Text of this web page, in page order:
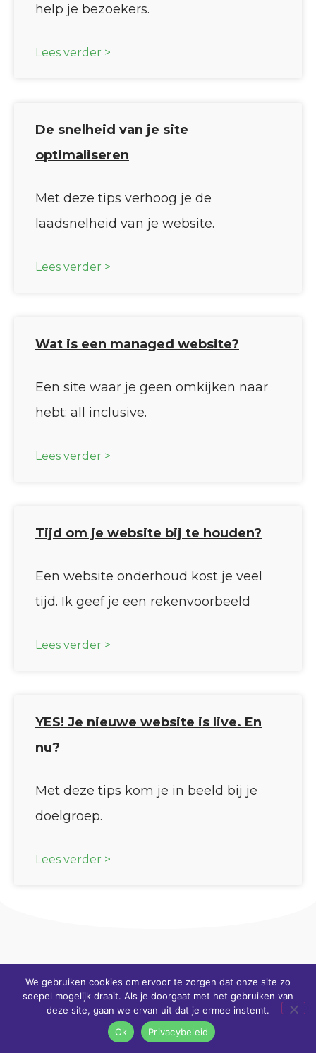
help je bezoekers.
Lees verder >
De snelheid van je site
optimaliseren
Met deze tips verhoog je de
laadsnelheid van je website.
Lees verder >
Wat is een managed website?
Een site waar je geen omkijken naar
hebt: all inclusive.
Lees verder >
Tijd om je website bij te houden?
Een website onderhoud kost je veel
tijd. Ik geef je een rekenvoorbeeld
Lees verder >
YES! Je nieuwe website is live. En
nu?
Met deze tips kom je in beeld bij je
doelgroep.
Lees verder >
Menu
We gebruiken cookies om ervoor te zorgen dat onze site zo
soepel mogelijk draait. Als je doorgaat met het gebruiken van
deze site, gaan we ervan uit dat je ermee instemt.
Ok
Privacybeleid